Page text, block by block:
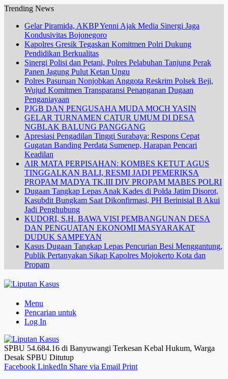
Trending News
Gelar Piramida, AKBP Yenni Ajak Media Sinergi Jaga
Kondusivitas Bojonegoro
Kapolres Gresik Tegaskan Komitmen Polri Dukung
Pendidikan Berkualitas
Sinergi Polisi dan Petani, Polres Pelabuhan Tanjung Perak
Panen Jagung Pulut Ketan Ungu
Polres Pasuruan Nonjobkan Anggota Reskrim Polsek Beji,
Wujud Komitmen Transparansi Penanganan Dugaan
Penganiayaan
PJGB DAN PENGUSAHA MUDA MOCH YASIN
GELAR TURNAMEN CATUR UMUM DI DESA
NGBLAK BALUNG PANGGANG
Apresiasi Pengadilan Tinggi Surabaya: Respons Cepat
Gugatan Banding Perdata Sumenep, Harapan Pencari
Keadilan
AIR MATA PERPISAHAN: KOMBES KETUT AGUS
TINGGALKAN BALI, RESMI JADI PEMERIKSA
PROPAM MADYA TK.III DIV PROPAM MABES POLRI
Dugaan Tangkap Lepas Anak Kades di Polda Jatim Disorot,
Kasubdit Bungkam Saat Dikonfirmasi, PH Berinisial B Akui
Jadi Penghubung
KUDORI, S.H. BAWA VISI PEMBANGUNAN DESA
DAN PENGUATAN EKONOMI MASYARAKAT
DUDUK SAMPEYAN
Kasus Dugaan Tangkap Lepas Pencurian Besi Menggantung,
Publik Pertanyakan Sikap Kapolres Mojokerto Kota dan
Propam
Menu
Pencarian untuk
Log In
SPBU 54.684.16 di Banyuwangi Terkesan Kebal Hukum, Warga
Desak SPBU Ditutup
Facebook LinkedIn Share via Email Print